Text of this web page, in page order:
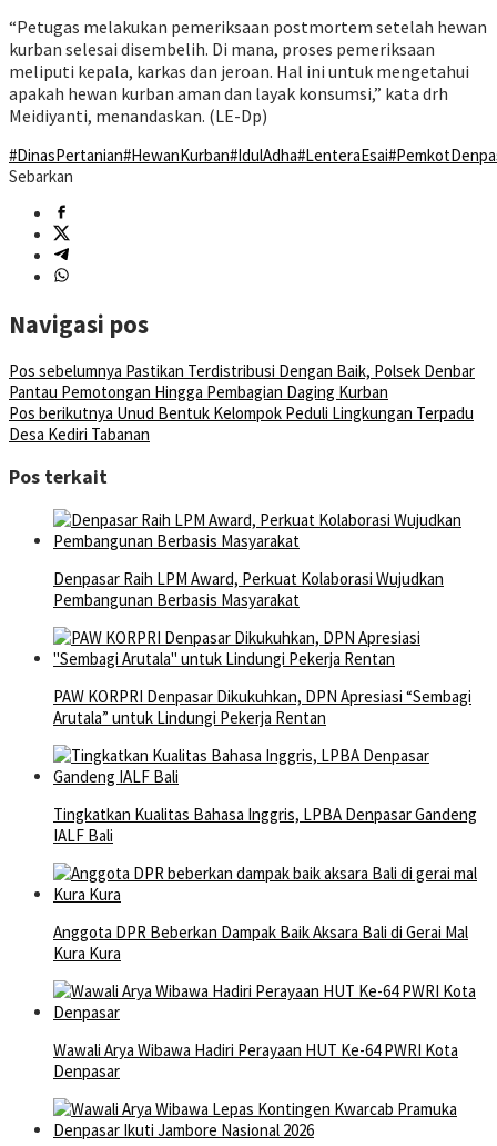
“Petugas melakukan pemeriksaan postmortem setelah hewan
kurban selesai disembelih. Di mana, proses pemeriksaan
meliputi kepala, karkas dan jeroan. Hal ini untuk mengetahui
apakah hewan kurban aman dan layak konsumsi,” kata drh
Meidiyanti, menandaskan. (LE-Dp)
#DinasPertanian#HewanKurban#IdulAdha#LenteraEsai
Sebarkan
Navigasi pos
Pos sebelumnya Pastikan Terdistribusi Dengan Baik, Polsek Denbar
Pantau Pemotongan Hingga Pembagian Daging Kurban
Pos berikutnya Unud Bentuk Kelompok Peduli Lingkungan Terpadu
Desa Kediri Tabanan
Pos terkait
Denpasar Raih LPM Award, Perkuat Kolaborasi Wujudkan
Pembangunan Berbasis Masyarakat
PAW KORPRI Denpasar Dikukuhkan, DPN Apresiasi “Sembagi
Arutala” untuk Lindungi Pekerja Rentan
Tingkatkan Kualitas Bahasa Inggris, LPBA Denpasar Gandeng
IALF Bali
Anggota DPR Beberkan Dampak Baik Aksara Bali di Gerai Mal
Kura Kura
Wawali Arya Wibawa Hadiri Perayaan HUT Ke-64 PWRI Kota
Denpasar